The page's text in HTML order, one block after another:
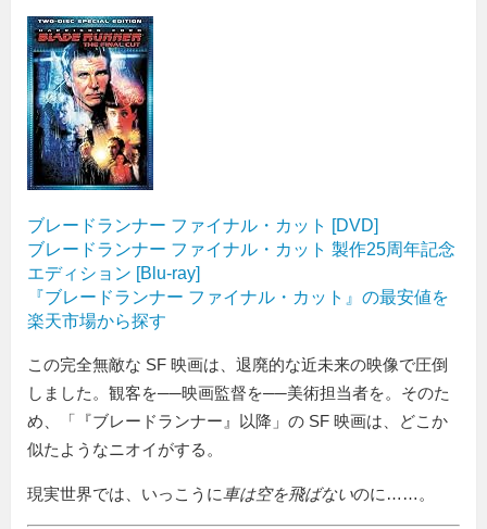
ブレードランナー ファイナル・カット [DVD]
ブレードランナー ファイナル・カット 製作25周年記念
エディション [Blu-ray]
『ブレードランナー ファイナル・カット』の最安値を
楽天市場から探す
この完全無敵な SF 映画は、退廃的な近未来の映像で圧倒
しました。観客を──映画監督を──美術担当者を。そのた
め、「『ブレードランナー』以降」の SF 映画は、どこか
似たようなニオイがする。
現実世界では、いっこうに車は空を飛ばないのに……。